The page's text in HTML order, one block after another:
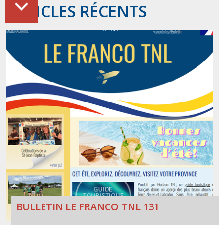
ARTICLES RÉCENTS
BULLETIN LE FRANCO TNL 131